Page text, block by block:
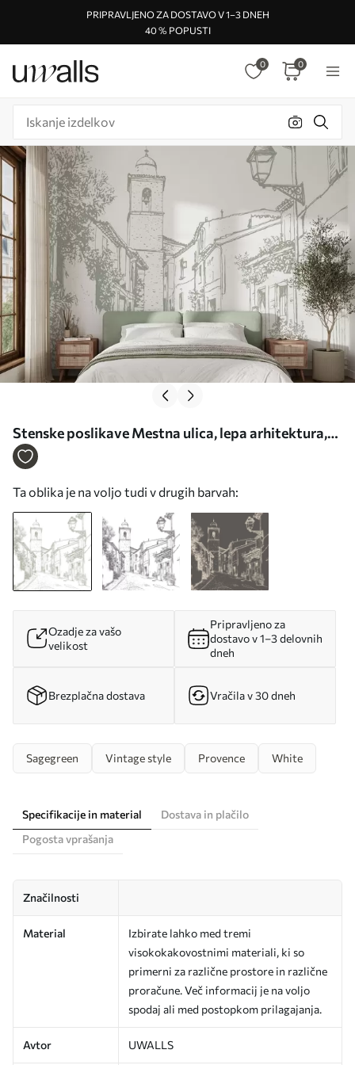
PRIPRAVLJENO ZA DOSTAVO V 1–3 DNEH
40 % POPUSTI
0 0
Stenske poslikave Mestna ulica, lepa arhitektura,
stavbe, Sredozemlje, linijska risba, oljčna barva Št.
Ta oblika je na voljo tudi v drugih barvah:
Ozadje za vašo
velikost
Pripravljeno za
dostavo v 1–3 delovnih
dneh
Brezplačna dostava Vračila v 30 dneh
Sagegreen Vintage style Provence White
Specifikacije in material
Dostava in plačilo
Pogosta vprašanja
Značilnosti
Material
Izbirate lahko med tremi
visokokakovostnimi materiali, ki so
primerni za različne prostore in različne
proračune. Več informacij je na voljo
spodaj ali med postopkom prilagajanja.
Avtor UWALLS